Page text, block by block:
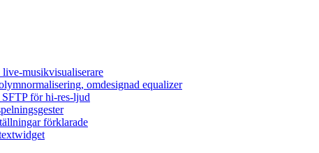
musikvisualiserare
omdesignad equalizer
för hi-res-ljud
förklarade